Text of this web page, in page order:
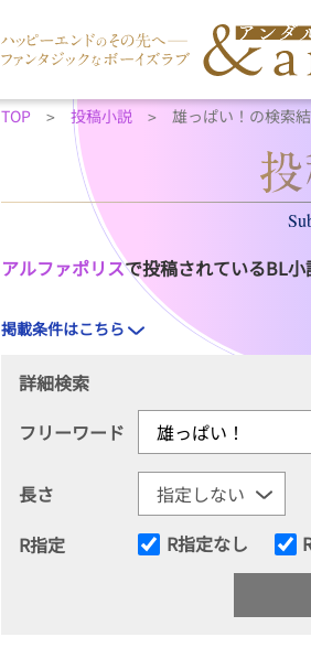
TOP 投稿小説 雄っぱい！の検索
アルファポリスで投稿されているBL小
掲載条件はこちら
詳細検索
フリーワード
長さ
R指定
R指定なし